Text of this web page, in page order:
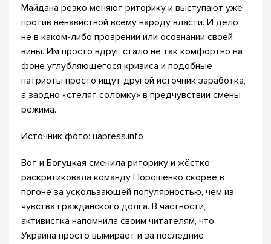
Майдана резко меняют риторику и выступают уже
против ненавистной всему народу власти. И дело
не в каком-либо прозрении или осознании своей
вины. Им просто вдруг стало не так комфортно на
фоне углубляющегося кризиса и подобные
патриоты просто ищут другой источник заработка,
а заодно «стелят соломку» в предчувствии смены
режима.
Источник фото: uapress.info
Вот и Богуцкая сменила риторику и жёстко
раскритиковала команду Порошенко скорее в
погоне за ускользающей популярностью, чем из
чувства гражданского долга. В частности,
активистка напомнила своим читателям, что
Украина просто вымирает и за последние